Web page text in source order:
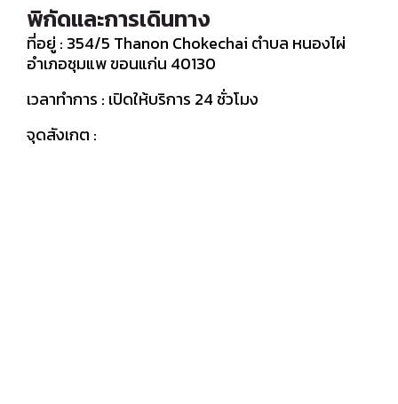
พิกัดและการเดินทาง
ที่อยู่ : 354/5 Thanon Chokechai ตำบล หนองไผ่
อำเภอชุมแพ ขอนแก่น 40130
เวลาทำการ : เปิดให้บริการ 24 ชั่วโมง
จุดสังเกต :